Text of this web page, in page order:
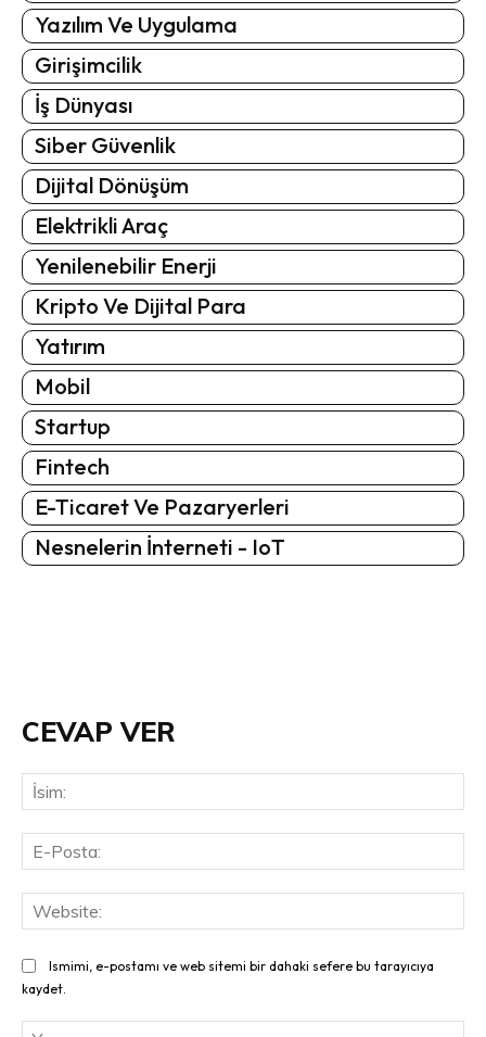
Yazılım Ve Uygulama
Girişimcilik
İş Dünyası
Siber Güvenlik
Dijital Dönüşüm
Elektrikli Araç
Yenilenebilir Enerji
Kripto Ve Dijital Para
Yatırım
Mobil
Startup
Fintech
E-Ticaret Ve Pazaryerleri
Nesnelerin İnterneti - IoT
CEVAP VER
Ismimi, e-postamı ve web sitemi bir dahaki sefere bu tarayıcıya
kaydet.